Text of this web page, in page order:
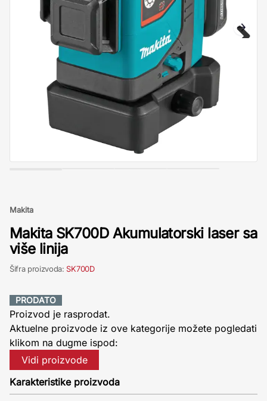
Makita
Makita SK700D Akumulatorski laser sa
više linija
Šifra proizvoda: SK700D
PRODATO
Proizvod je rasprodat.
Aktuelne proizvode iz ove kategorije možete pogledati
klikom na dugme ispod:
Vidi proizvode
Karakteristike proizvoda